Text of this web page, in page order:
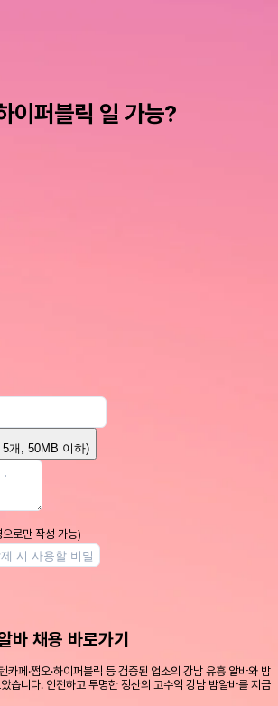
이퍼블릭 일 가능?
5개, 50MB 이하)
로만 작성 가능)
바 채용 바로가기
카페·쩜오·하이퍼블릭 등 검증된 업소의 강남 유흥 알바와 밤
습니다. 안전하고 투명한 정산의 고수익 강남 밤알바를 지금